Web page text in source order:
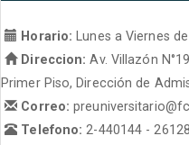
Horario:
Lunes a Viernes
Direccion: Av. Villazón
Primer Piso, Dirección de
Correo:
Telefono: 2-440144 -